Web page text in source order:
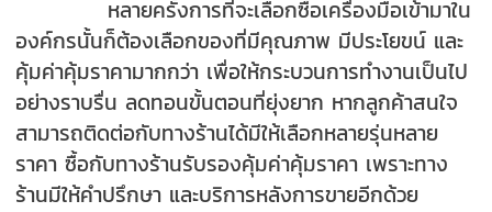
หลายครั้งการที่จะเลือกซื้อเครื่องมือเข้ามาใน
องค์กรนั้นก็ต้องเลือกของที่มีคุณภาพ มีประโยขน์ และ
คุ้มค่าคุ้มราคามากกว่า เพื่อให้กระบวนการทำงานเป็นไป
อย่างราบรื่น ลดทอนขั้นตอนที่ยุ่งยาก หากลูกค้าสนใจ
สามารถติดต่อกับทางร้านได้มีให้เลือกหลายรุ่นหลาย
ราคา ซื้อกับทางร้านรับรองคุ้มค่าคุ้มราคา เพราะทาง
ร้านมีให้คำปรึกษา และบริการหลังการขายอีกด้วย